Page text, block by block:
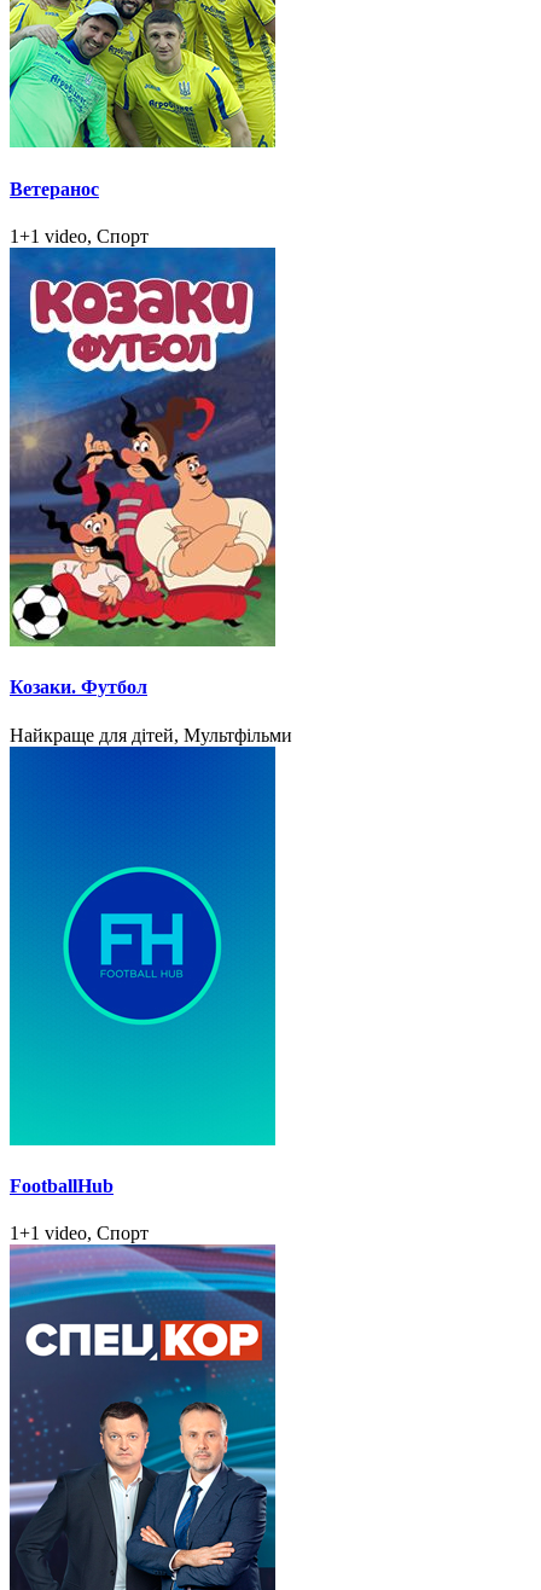
Ветеранос
1+1 video, Спорт
Козаки. Футбол
Найкраще для дітей, Мультфільми
FootballHub
1+1 video, Спорт